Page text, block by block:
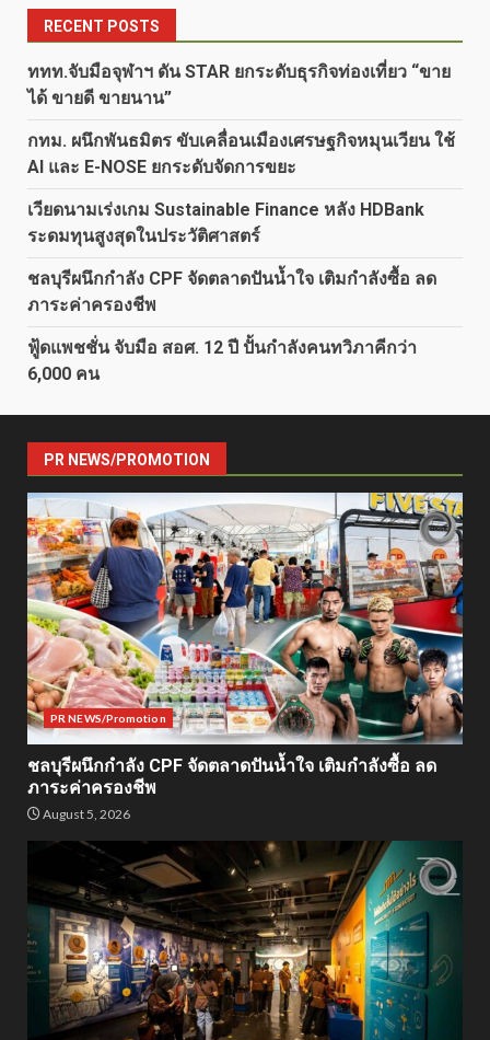
RECENT POSTS
ททท.จับมือจุฬาฯ ดัน STAR ยกระดับธุรกิจท่องเที่ยว “ขาย
ได้ ขายดี ขายนาน”
กทม. ผนึกพันธมิตร ขับเคลื่อนเมืองเศรษฐกิจหมุนเวียน ใช้
AI และ E-NOSE ยกระดับจัดการขยะ
เวียดนามเร่งเกม Sustainable Finance หลัง HDBank
ระดมทุนสูงสุดในประวัติศาสตร์
ชลบุรีผนึกกำลัง CPF จัดตลาดปันน้ำใจ เติมกำลังซื้อ ลด
ภาระค่าครองชีพ
ฟู้ดแพชชั่น จับมือ สอศ. 12 ปี ปั้นกำลังคนทวิภาคีกว่า
6,000 คน
PR NEWS/PROMOTION
PR NEWS/Promotion
ชลบุรีผนึกกำลัง CPF จัดตลาดปันน้ำใจ เติมกำลังซื้อ ลด
ภาระค่าครองชีพ
August 5, 2026